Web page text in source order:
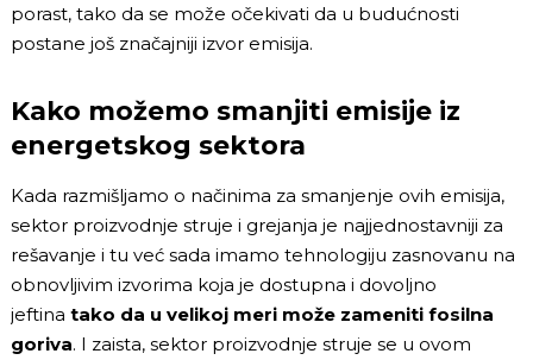
porast, tako da se može očekivati da u budućnosti
postane još značajniji izvor emisija.
Kako možemo smanjiti emisije iz
energetskog sektora
Kada razmišljamo o načinima za smanjenje ovih emisija,
sektor proizvodnje struje i grejanja je najjednostavniji za
rešavanje i tu već sada imamo tehnologiju zasnovanu na
obnovljivim izvorima koja je dostupna i dovoljno
jeftina tako da u velikoj meri može zameniti fosilna
goriva. I zaista, sektor proizvodnje struje se u ovom